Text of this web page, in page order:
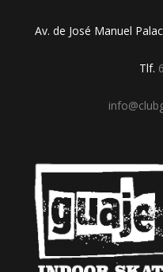
Av. de José Manuel
Tlf.